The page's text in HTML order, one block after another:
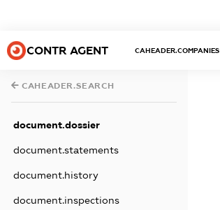
CONTR AGENT CAHEADER.COMPANIES
CAHEADER.SEARCH
document.dossier
document.statements
document.history
document.inspections